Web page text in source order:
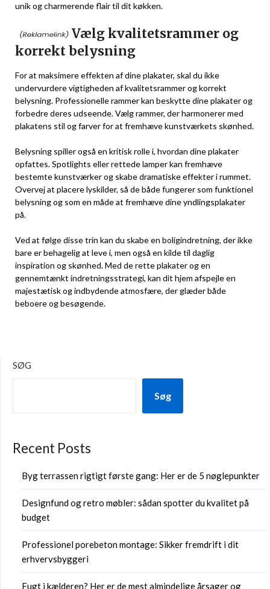
unik og charmerende flair til dit køkken.
Vælg kvalitetsrammer og
korrekt belysning
For at maksimere effekten af dine plakater, skal du ikke
undervurdere vigtigheden af kvalitetsrammer og korrekt
belysning. Professionelle rammer kan beskytte dine plakater og
forbedre deres udseende. Vælg rammer, der harmonerer med
plakatens stil og farver for at fremhæve kunstværkets skønhed.
Belysning spiller også en kritisk rolle i, hvordan dine plakater
opfattes. Spotlights eller rettede lamper kan fremhæve
bestemte kunstværker og skabe dramatiske effekter i rummet.
Overvej at placere lyskilder, så de både fungerer som funktionel
belysning og som en måde at fremhæve dine yndlingsplakater
på.
Ved at følge disse trin kan du skabe en boligindretning, der ikke
bare er behagelig at leve i, men også en kilde til daglig
inspiration og skønhed. Med de rette plakater og en
gennemtænkt indretningsstrategi, kan dit hjem afspejle en
majestætisk og indbydende atmosfære, der glæder både
beboere og besøgende.
SØG
Søg
Recent Posts
Byg terrassen rigtigt første gang: Her er de 5 nøglepunkter
Designfund og retro møbler: sådan spotter du kvalitet på
budget
Professionel porebeton montage: Sikker fremdrift i dit
erhvervsbyggeri
Fugt i kælderen? Her er de mest almindelige årsager og